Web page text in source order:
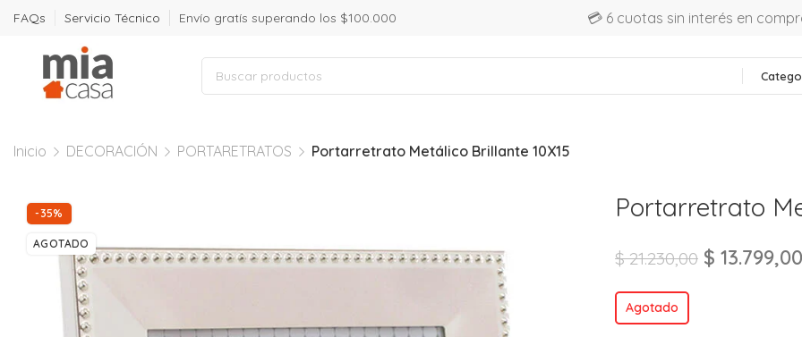
FAQs Servicio Técnico Envío gratís superando los $100.000 💳 6 cuotas sin interés en
Inicio DECORACIÓN PORTARETRATOS Portarretrato Metálico Brillante 10X15
-35%
AGOTADO
Portarretrato
$21.230,00 $ 13.799,00
Agotado